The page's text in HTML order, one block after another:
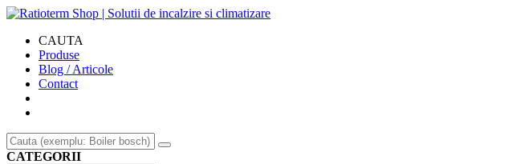
CAUTA
Produse
Blog / Articole
Contact
CATEGORII